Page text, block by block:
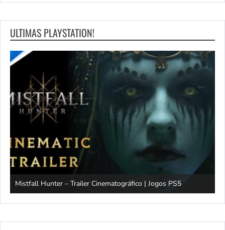
ULTIMAS PLAYSTATION!
Mistfall Hunter – Trailer Cinematográfico | Jogos PS5